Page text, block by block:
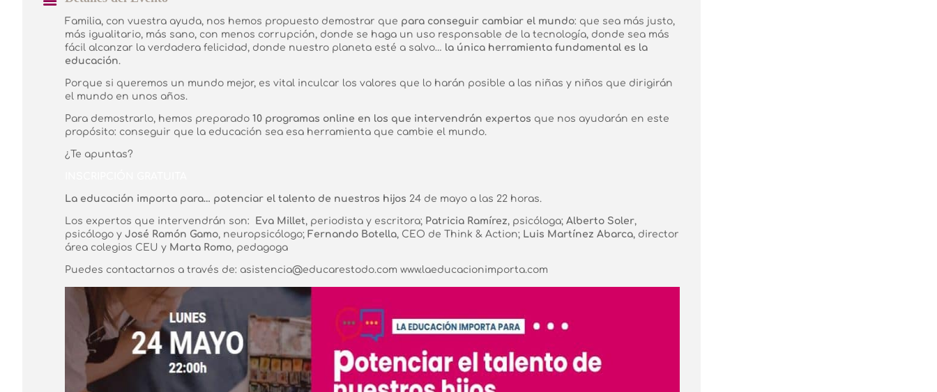
Familia, con vuestra ayuda, nos hemos propuesto demostrar que para conseguir cambiar el mundo: que sea más justo,
más igualitario, más sano, con menos corrupción, donde se haga un uso responsable de la tecnología, donde sea más
fácil alcanzar la verdadera felicidad, donde nuestro planeta esté a salvo… la única herramienta fundamental es la
educación.
Porque si queremos un mundo mejor, es vital inculcar los valores que lo harán posible a las niñas y niños que dirigirán
el mundo en unos años.
Para demostrarlo, hemos preparado 10 programas online en los que intervendrán expertos que nos ayudarán en este
propósito: conseguir que la educación sea esa herramienta que cambie el mundo.
¿Te apuntas?
La educación importa para… potenciar el talento de nuestros hijos 24 de mayo a las 22 horas.
Los expertos que intervendrán son: Eva Millet, periodista y escritora; Patricia Ramírez, psicóloga; Alberto Soler,
psicólogo y José Ramón Gamo, neuropsicólogo; Fernando Botella, CEO de Think & Action; Luis Martínez Abarca, director
área colegios CEU y Marta Romo, pedagoga
Puedes contactarnos a través de: asistencia@educarestodo.com www.laeducacionimporta.com